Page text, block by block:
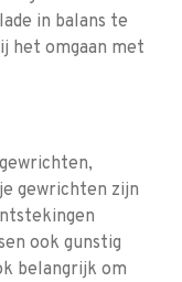
in balans te
het omgaan met
gewrichten zijn
ook gunstig
belangrijk om